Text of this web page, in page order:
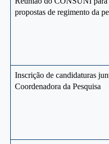
propostas de regimento da
Inscrição de candidaturas
Coordenadora da Pesquisa